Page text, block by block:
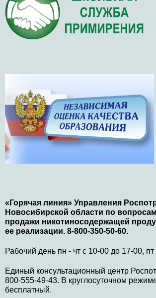
«Горячая линия» Управления
Новосибирской области по
продажи никотиносодержащей
ее реализации. 8-800-350-50-60.
Рабочий день пн - чт с 10-00 до 17-00,
Единый консультационный центр
800-555-49-43. В круглосуточном
бесплатный.